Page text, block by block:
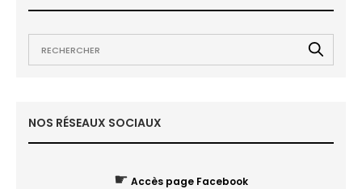
NOS RÉSEAUX SOCIAUX
☛ Accès page Facebook